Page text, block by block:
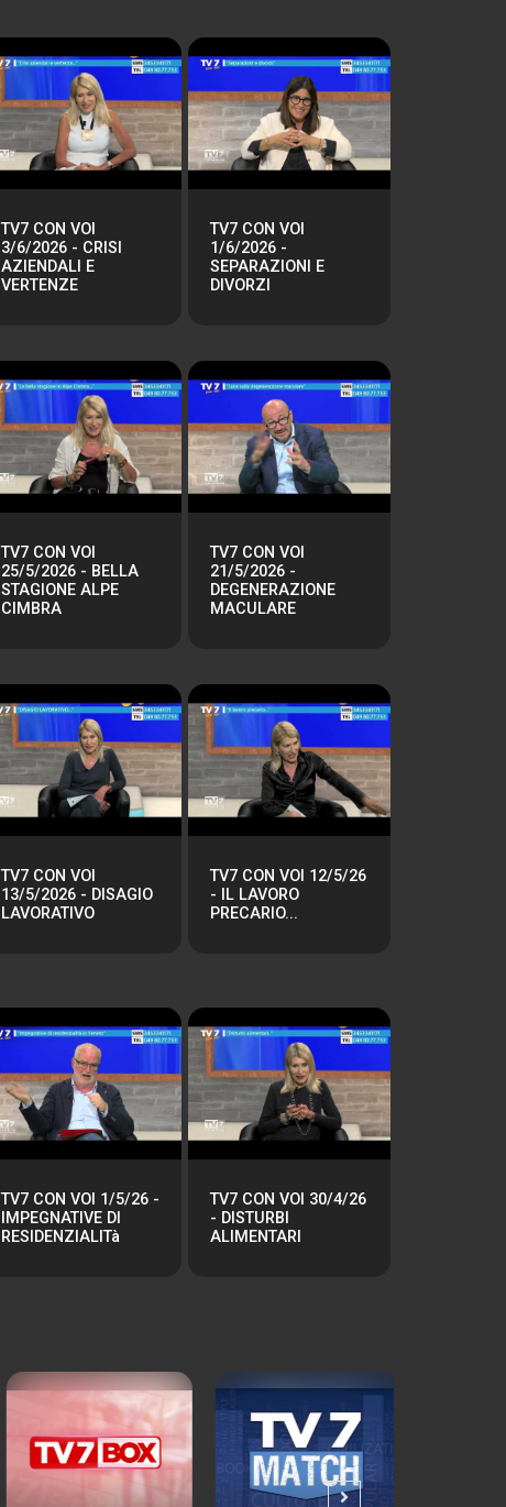
TV7 CON VOI
3/6/2026 - CRISI
AZIENDALI E
VERTENZE
TV7 CON VOI
1/6/2026 -
SEPARAZIONI E
DIVORZI
TV7 CON VOI
25/5/2026 - BELLA
STAGIONE ALPE
CIMBRA
TV7 CON VOI
21/5/2026 -
DEGENERAZIONE
MACULARE
TV7 CON VOI
13/5/2026 - DISAGIO
LAVORATIVO
TV7 CON VOI 12/5/26
- IL LAVORO
PRECARIO...
TV7 CON VOI 1/5/26 -
IMPEGNATIVE DI
RESIDENZIALITà
TV7 CON VOI 30/4/26
- DISTURBI
ALIMENTARI